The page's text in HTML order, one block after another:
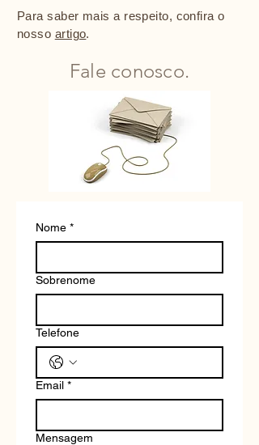
Para saber mais a respeito, confira o
nosso artigo.
Fale conosco.
Nome *
Sobrenome
Telefone
Email *
Mensagem